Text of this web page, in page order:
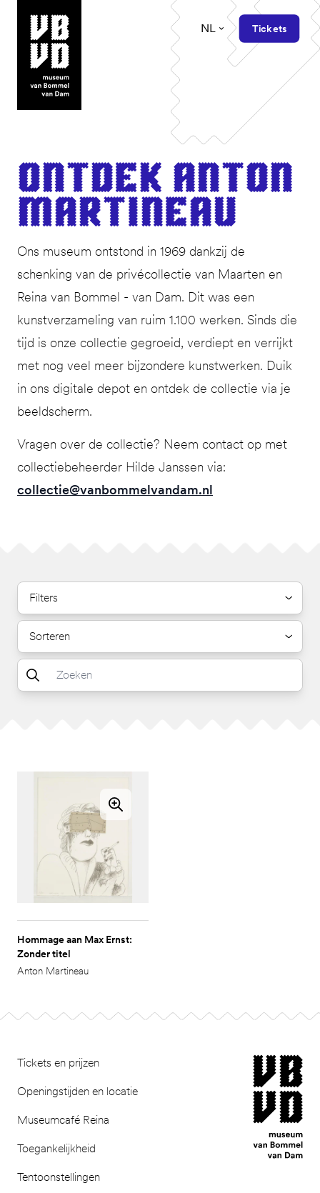
museum van Bommel van Dam
NL Tickets
Ont­dek Anton
Martineau
Ons museum ontstond in 1969 dankzij de
schenking van de privécollectie van Maarten en
Reina van Bommel - van Dam. Dit was een
kunstverzameling van ruim 1.100 werken. Sinds die
tijd is onze collectie gegroeid, verdiept en verrijkt
met nog veel meer bijzondere kunstwerken. Duik
in ons digitale depot en ontdek de collectie via je
beeldscherm.
Vragen over de collectie? Neem contact op met
collectiebeheerder Hilde Janssen via:
collectie@vanbommelvandam.nl
Filters
Sorteren
Hommage aan Max Ernst:
Zonder titel
Anton Martineau
Tickets en prijzen
Openingstijden en locatie
Museumcafé Reina
Toegankelijkheid
Tentoonstellingen
museum van